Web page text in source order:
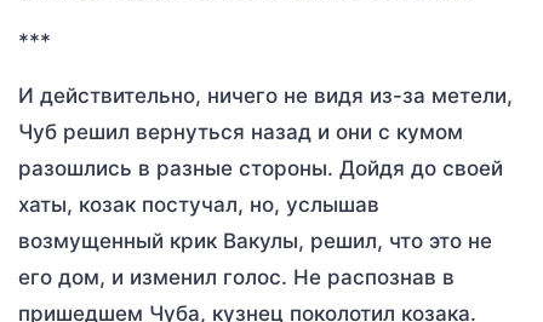
***
И действительно, ничего не видя из-за метели,
Чуб решил вернуться назад и они с кумом
разошлись в разные стороны. Дойдя до своей
хаты, козак постучал, но, услышав
возмущенный крик Вакулы, решил, что это не
его дом, и изменил голос. Не распознав в
пришедшем Чуба, кузнец поколотил козака.